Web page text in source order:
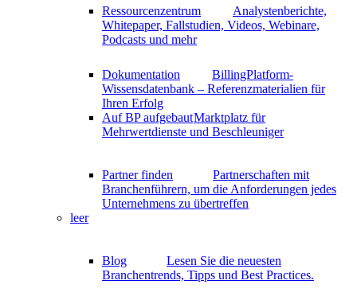
Ressourcenzentrum
Analystenberichte,
Whitepaper, Fallstudien, Videos, Webinare,
Podcasts und mehr
Dokumentation
BillingPlatform-
Wissensdatenbank – Referenzmaterialien für
Ihren Erfolg
Auf BP aufgebautMarktplatz für
Mehrwertdienste und Beschleuniger
Partner finden
Partnerschaften mit
Branchenführern, um die Anforderungen jedes
Unternehmens zu übertreffen
leer
Blog
Lesen Sie die neuesten
Branchentrends, Tipps und Best Practices.